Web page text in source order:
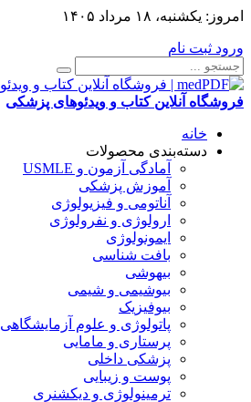
امروز: یکشنبه، ۱۸ مرداد ۱۴۰۵
ورود ثبت نام
فروشگاه آنلاین کتاب و ویدئوهای پزشکی
خانه
دسته‌بندی محصولات
آمادگی آزمون و USMLE
آموزش پزشکی
آناتومی و فیزیولوژی
ارولوژی و نفرولوژی
ایمونولوژی
بافت شناسی
بیهوشی
بیوشیمی و شیمی
بیوفیزیک
پاتولوژی و علوم آزمایشگاهی
پرستاری و مامایی
پزشکی داخلی
پوست و زیبایی
ترمینولوژی و دیکشنری